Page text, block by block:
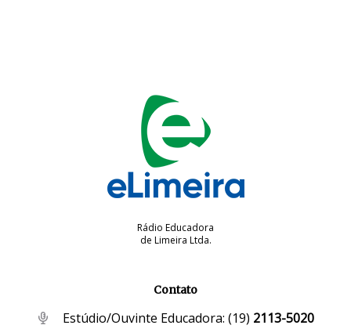
Rádio Educadora
de Limeira Ltda.
Contato
Estúdio/Ouvinte Educadora: (19) 2113-5020